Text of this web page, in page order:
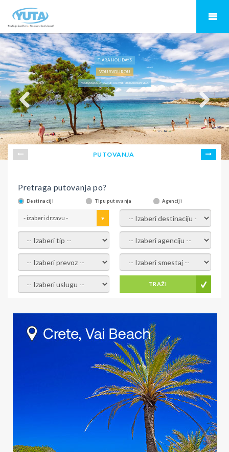
TIARA HOLIDAYS
VOURVOUROU
VOURVOUROU LETOVANJE 2026 VILE, CHRISA LUXURY VILLA
PUTOVANJA
Pretraga putovanja po?
Destinaciji Tipu putovanja Agenciji
- izaberi drzavu - - izaberi destinaciju -
- izaberi tip - - izaberi agenciju -
- izaberi prevoz - - Izaberite smestaj -
- Izaberite uslugu - TRAŽI